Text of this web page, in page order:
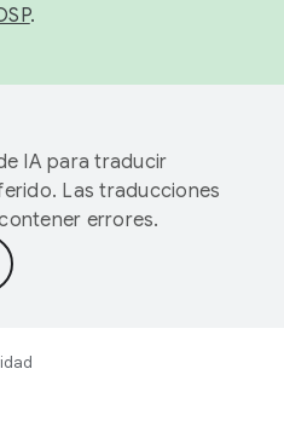
.
IA para traducir
Las traducciones
errores.